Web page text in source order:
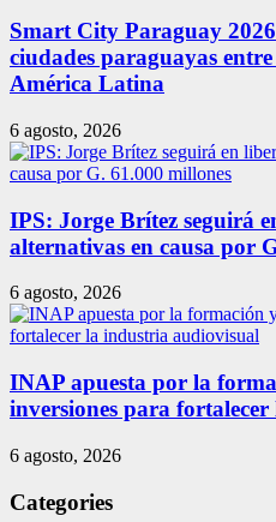
Smart City Paraguay
ciudades paraguayas
América Latina
6 agosto, 2026
IPS: Jorge Brítez seguirá
alternativas en causa por
6 agosto, 2026
INAP apuesta por la
inversiones para
6 agosto, 2026
Categories